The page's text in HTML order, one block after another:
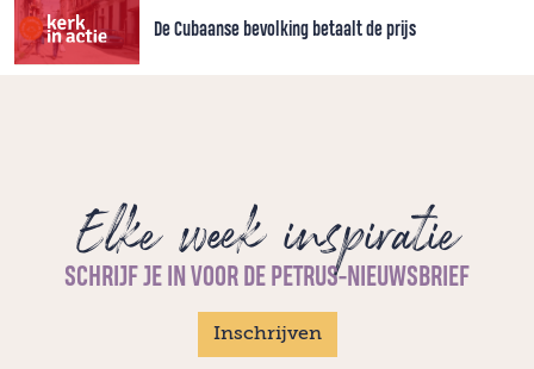
De Cubaanse bevolking betaalt de prijs
Elke week inspiratie
SCHRIJF JE IN VOOR DE PETRUS-NIEUWSBRIEF
Inschrijven